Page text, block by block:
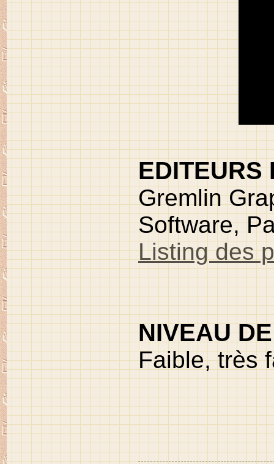
EDITEURS
Gremlin
Software,
Listing des
NIVEAU
Faible, très